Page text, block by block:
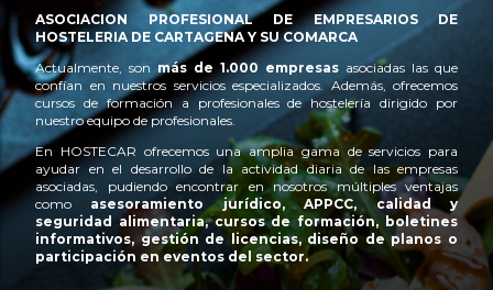
ASOCIACION PROFESIONAL DE EMPRESARIOS DE
HOSTELERIA DE CARTAGENA Y SU COMARCA
Actualmente, son más de 1.000 empresas asociadas las que
confían en nuestros servicios especializados. Además, ofrecemos
cursos de formación a profesionales de hostelería dirigido por
nuestro equipo de profesionales.
En HOSTECAR ofrecemos una amplia gama de servicios para
ayudar en el desarrollo de la actividad diaria de las empresas
asociadas, pudiendo encontrar en nosotros múltiples ventajas
como asesoramiento jurídico, APPCC, calidad y
seguridad alimentaria, cursos de formación, boletines
informativos, gestión de licencias, diseño de planos o
participación en eventos del sector.